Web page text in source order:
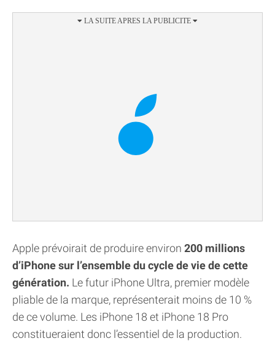
Apple prévoirait de produire environ 200 millions
d’iPhone sur l’ensemble du cycle de vie de cette
génération. Le futur iPhone Ultra, premier modèle
pliable de la marque, représenterait moins de 10 %
de ce volume. Les iPhone 18 et iPhone 18 Pro
constitueraient donc l’essentiel de la production.